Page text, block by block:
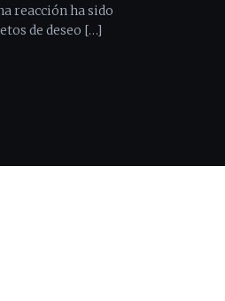
reacción ha sido
de deseo […]